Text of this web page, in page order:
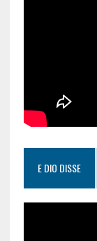
E DIO DISSE